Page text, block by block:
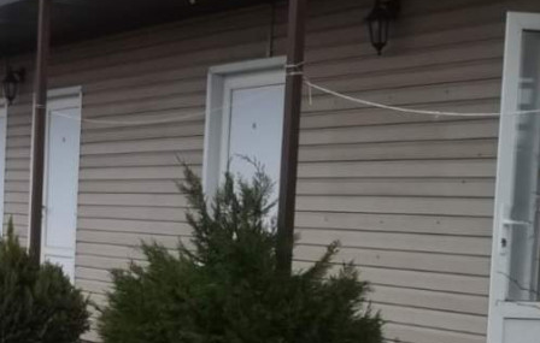
Характеристики помещения
№ объявления
96666
Дата размещения
09.04.2022
Город
Темрюк
Адрес
поселок Пересыпь, Бондаревой улица, д.42
Расположено
Этаж
2
Предлагается